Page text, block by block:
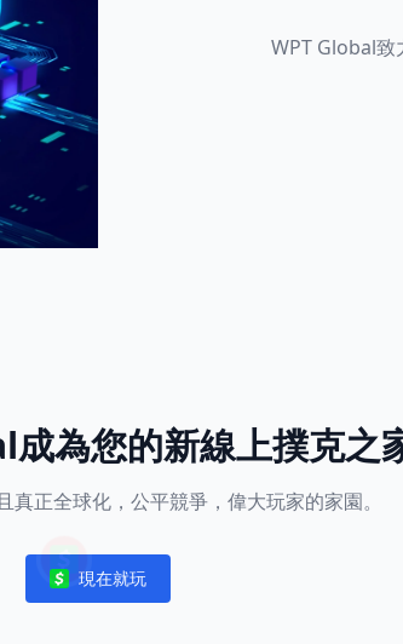
WPT Global致
為您的新線上撲克之
真正全球化，公平競爭，偉大玩家的家園。
Notifications
現在就玩